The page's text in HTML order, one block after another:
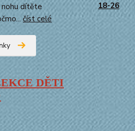
nohu dítěte
číst celé
DĚTI
18-26